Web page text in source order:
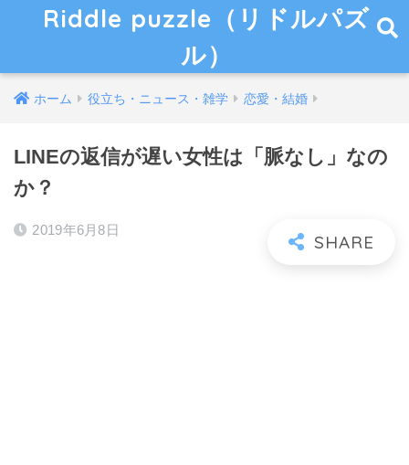
Riddle puzzle（リドルパズ
ル）
ホーム 役立ち・ニュース・雑学 恋愛・結婚
LINEの返信が遅い女性は「脈なし」なの
か？
2019年6月8日